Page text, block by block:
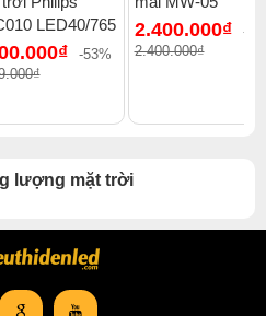
LED40/765
-53%
2.400.000₫
-
2.400.000₫
lượng mặt trời